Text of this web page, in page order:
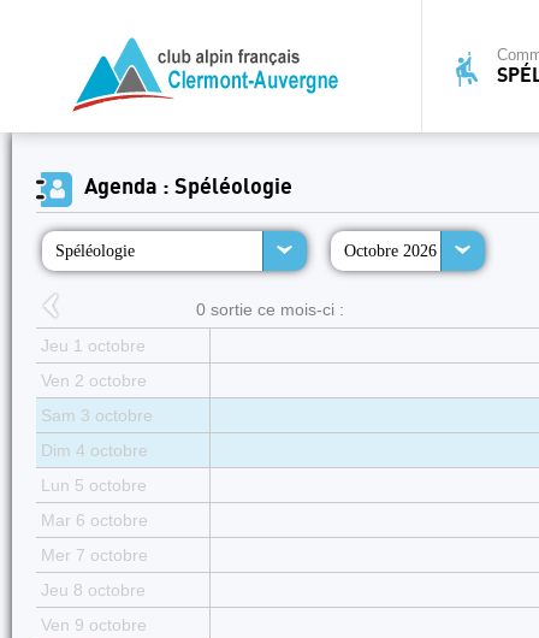
Agenda : Spéléologie
Spéléologie Octobre 2026
0 sortie ce mois-ci :
Jeu 1 octobre
Ven 2 octobre
Sam 3 octobre
Dim 4 octobre
Lun 5 octobre
Mar 6 octobre
Mer 7 octobre
Jeu 8 octobre
Ven 9 octobre